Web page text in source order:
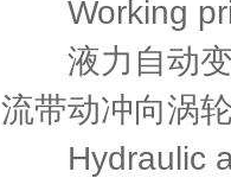
Working
液力自动变
流带动冲向涡
Hydraulic